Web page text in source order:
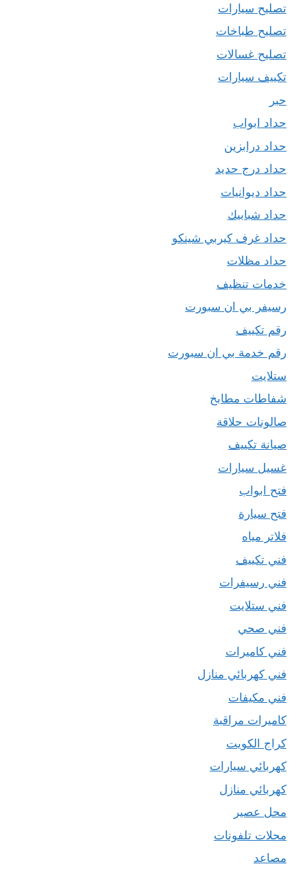
تصليح سيارات
تصليح طباخات
تصليح غسالات
تكييف سيارات
حبر
حداد ابواب
حداد درابزين
حداد درج حديد
حداد ديوانيات
حداد شبابيك
حداد غرف كيربي شينكو
حداد مظلات
خدمات تنظيف
رسيفر بي ان سبورت
رقم تكييف
رقم خدمة بي ان سبورت
ستلايت
شفاطات مطابخ
صالونات حلاقة
صيانة تكييف
غسيل سيارات
فتح ابواب
فتح سيارة
فلاتر مياه
فني تكييف
فني رسيفرات
فني ستلايت
فني صحي
فني كاميرات
فني كهربائي منازل
فني مكيفات
كاميرات مراقبة
كراج الكويت
كهربائي سيارات
كهربائي منازل
محل عصير
محلات تلفونات
مصاعد